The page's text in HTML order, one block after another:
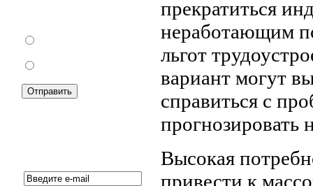
прекратиться
неработающим
льгот
вариант могут
справиться с
прогнозировать
Высокая
привести к